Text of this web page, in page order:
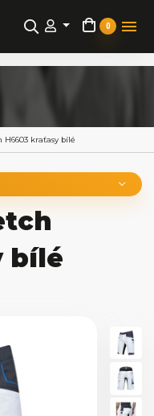
0
H6603 kraťasy bílé
bílé